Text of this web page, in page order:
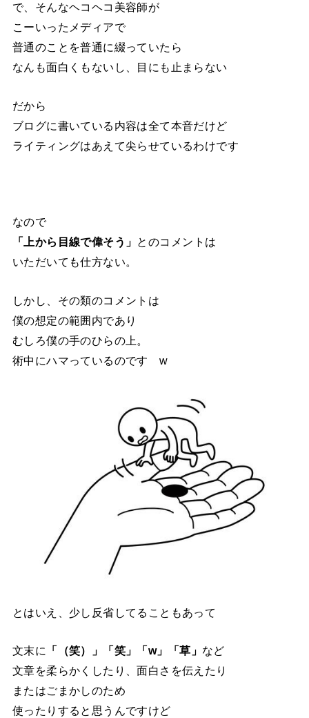
で、そんなヘコヘコ美容師が
こーいったメディアで
普通のことを普通に綴っていたら
なんも面白くもないし、目にも止まらない
だから
ブログに書いている内容は全て本音だけど
ライティングはあえて尖らせているわけです
なので
「上から目線で偉そう」 とのコメントは
いただいても仕方ない。
しかし、その類のコメントは
僕の想定の範囲内であり
むしろ僕の手のひらの上。
術中にハマっているのです w
とはいえ、少し反省してることもあって
文末に 「（笑）」「笑」「w」「草」 など
文章を柔らかくしたり、面白さを伝えたり
またはごまかしのため
使ったりすると思うんですけど